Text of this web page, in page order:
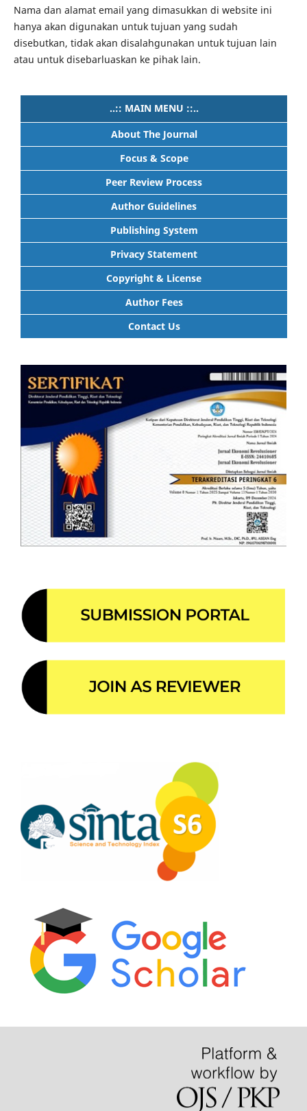
Nama dan alamat email yang dimasukkan di website ini
hanya akan digunakan untuk tujuan yang sudah
disebutkan, tidak akan disalahgunakan untuk tujuan lain
atau untuk disebarluaskan ke pihak lain.
..:: MAIN MENU ::..
About The Journal
Focus & Scope
Peer Review Process
Author Guidelines
Publishing System
Privacy Statement
Copyright & License
Author Fees
Contact Us